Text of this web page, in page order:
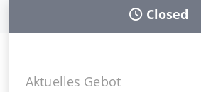
Closed
Aktuelles Gebot